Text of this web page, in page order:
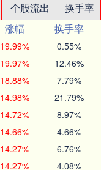
个股流出
换手率
涨幅
换手率
19.99% 0.55%
19.97% 12.46%
18.88% 7.79%
14.98% 21.79%
14.72% 8.97%
14.66% 4.66%
14.27% 6.76%
14.27% 4.08%